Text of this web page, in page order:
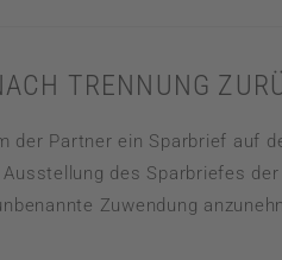
TRENNUNG
Partner ein Sparbrief auf
des Sparbriefes
Zuwendung